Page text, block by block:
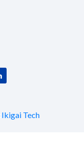
Ikigai Tech